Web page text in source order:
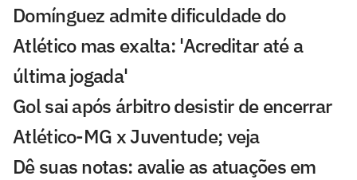
Domínguez admite dificuldade do
Atlético mas exalta: 'Acreditar até a
última jogada'
Gol sai após árbitro desistir de encerrar
Atlético-MG x Juventude; veja
Dê suas notas: avalie as atuações em